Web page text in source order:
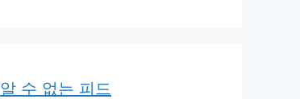
알 수 없는 피드